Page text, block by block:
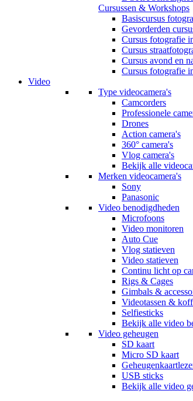
Cursussen & Workshops
Basiscursus
Gevorderden
Cursus fotografie
Cursus
Cursus avond en
Cursus fotografie
Video
Type videocamera's
Camcorders
Professionele
Drones
Action camera's
360° camera's
Vlog camera's
Bekijk alle
Merken videocamera's
Sony
Panasonic
Video benodigdheden
Microfoons
Video monitoren
Auto Cue
Vlog statieven
Video statieven
Continu licht op
Rigs & Cages
Gimbals &
Videotassen &
Selfiesticks
Bekijk alle video
Video geheugen
SD kaart
Micro SD kaart
USB sticks
Bekijk alle video